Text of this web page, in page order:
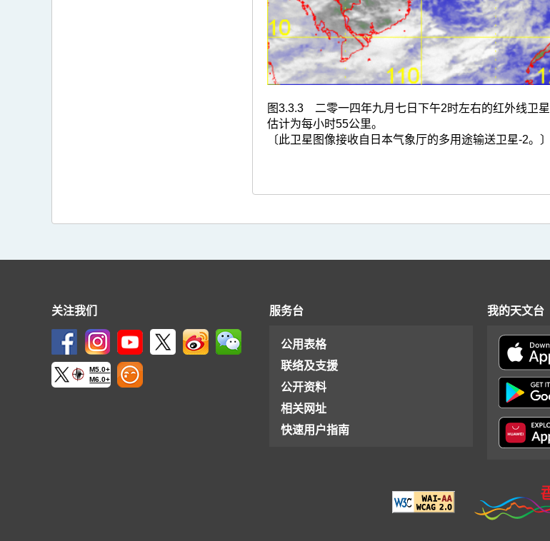
图3.3.3 二零一四年九月七日下午2时左右的红外线卫
估计为每小时55公里。
〔此卫星图像接收自日本气象厅的多用途输送卫星-2。〕
关注我们
M5.0+
M6.0+
服务台
公用表格
联络及支援
公开资料
相关网址
快速用户指南
我的天文台